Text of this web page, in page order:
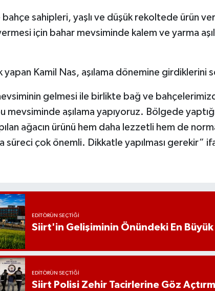
sahipleri, yaşlı ve düşük rekoltede ürün
için bahar mevsiminde kalem ve yarma
yapan Kamil Nas, aşılama dönemine girdiklerini
gelmesi ile birlikte bağ ve
mevsiminde aşılama yapıyoruz. Bölgede
ağacın ürünü hem daha lezzetli hem de
süreci çok önemli. Dikkatle yapılması gerekir”
EDITÖRÜN SEÇTIĞI
Siirt'in Gelişiminin Önündeki En Büyük
EDITÖRÜN SEÇTIĞI
Siirt Polisi Zehir Tacirlerine Göz